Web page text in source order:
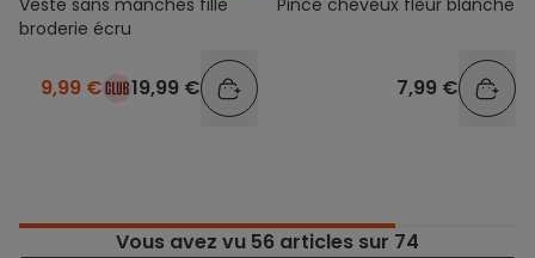
Veste sans manches fille
broderie écru
9,99 € 19,99 €
Pince cheveux fleur blanche
7,99 €
Vous avez vu 56 articles sur 74